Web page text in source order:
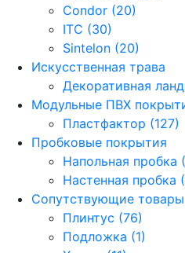
Condor (20)
ITC (30)
Sintelon (20)
Искусственная трава
Декоративная
Модульные ПВХ
Пластфактор (127)
Пробковые покрытия
Напольная пробка
Настенная пробка
Сопутствующие товары
Плинтус (76)
Подложка (1)